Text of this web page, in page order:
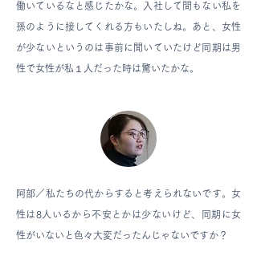
働いているなと感じたかな。入社して間もない私を
孫のように接してくれる方もいたしね。あと、女性
が少ないというのは事前に聞いていたけど同期は男
性で女性が私１人だった時は驚いたかな。
阿部／私たちの代からすると考えられないです。女
性は8人いるから不安とかは少ないけど、同期に女
性がいないと色々大変だったんじゃないですか？